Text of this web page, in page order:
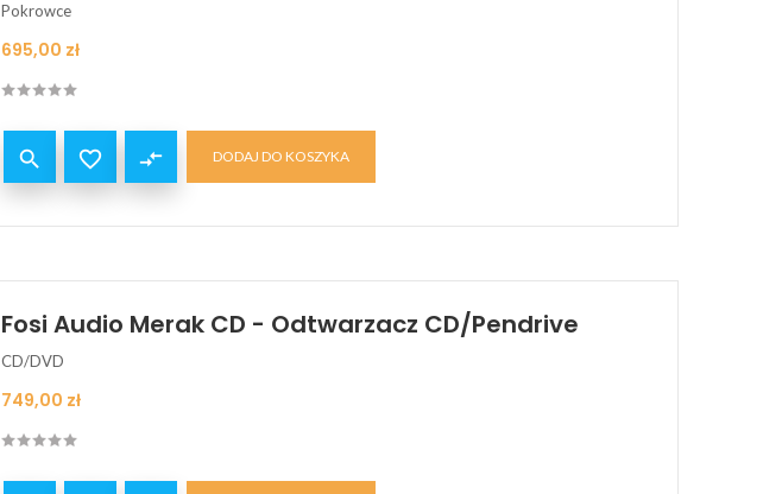
Pokrowce
Cena
695,00 zł
  compare_arrows DODAJ DO KOSZYKA
Fosi Audio Merak CD - Odtwarzacz CD/Pendrive
CD/DVD
Cena
749,00 zł